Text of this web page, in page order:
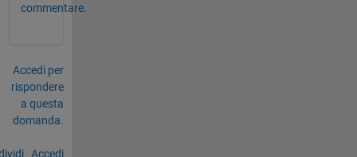
commentare.
Accedi per
rispondere
a questa
domanda.
Accedi